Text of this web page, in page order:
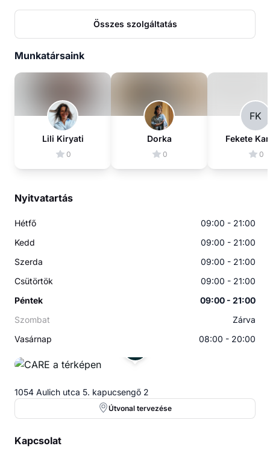
Összes szolgáltatás
Munkatársaink
Lili Kiryati
0
Dorka
0
FK
Fekete
0
Nyitvatartás
Hétfő
09:00 - 21:00
Kedd
09:00 - 21:00
Szerda
09:00 - 21:00
Csütörtök
09:00 - 21:00
Péntek
09:00 - 21:00
Szombat
Zárva
Vasárnap
08:00 - 20:00
1054 Aulich utca 5. kapucsengő 2
Útvonal tervezése
Kapcsolat